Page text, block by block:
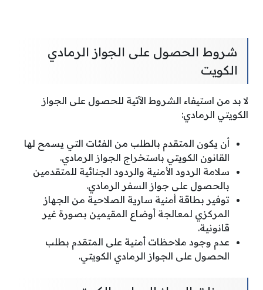
شروط الحصول على الجواز الرمادي
الكويت
لا بد من استيفاء الشروط الآتية للحصول على الجواز
الكويتي الرمادي:
أن يكون المتقدم بالطلب من الفئات التي يسمح لها
القانون الكويتي باستخراج الجواز الرمادي.
سلامة الردود الأمنية والردود الجنائية للمتقدمين
بالحصول على جواز السفر الرمادي.
توفير بطاقة أمنية سارية الصلاحية من الجهاز
المركزي لمعالجة أوضاع المقيمين بصورة غير
قانونية.
عدم وجود ملاحظات أمنية على المتقدم بطلب
الحصول على الجواز الرمادي الكويتي.